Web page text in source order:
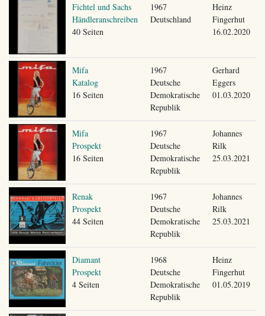
Fichtel und Sachs
Händleranschreiben
40 Seiten
1967
Deutschland
Heinz
Fingerhut
16.02.2020
Mifa
Katalog
16 Seiten
1967
Deutsche
Demokratische
Republik
Gerhard
Eggers
01.03.2020
Mifa
Prospekt
16 Seiten
1967
Deutsche
Demokratische
Republik
Johannes
Rilk
25.03.2021
Renak
Prospekt
44 Seiten
1967
Deutsche
Demokratische
Republik
Johannes
Rilk
25.03.2021
Diamant
Prospekt
4 Seiten
1968
Deutsche
Demokratische
Republik
Heinz
Fingerhut
01.05.2019